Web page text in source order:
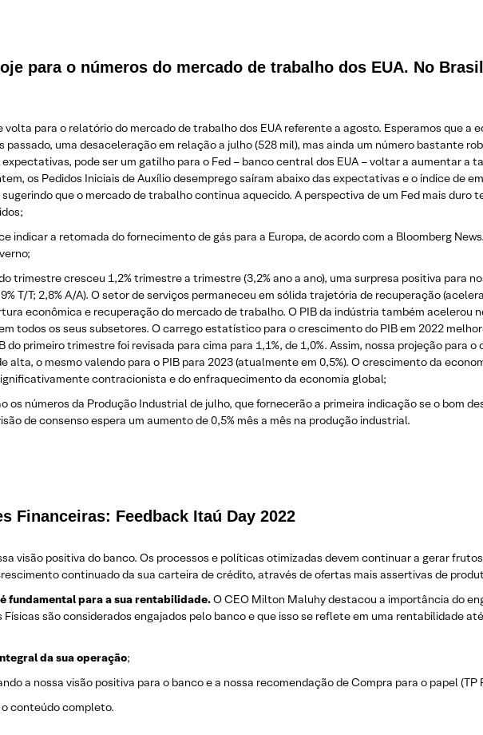
para o números do mercado de trabalho dos EUA. No
para o relatório do mercado de trabalho dos EUA referente a agosto. Esperamos que a
passado, uma desaceleração em relação a julho (528 mil), mas ainda um número bastante
pode ser um gatilho para o Fed – banco central dos EUA – voltar a aumentar a
os Pedidos Iniciais de Auxílio desemprego saíram abaixo das expectativas e o índice de
que o mercado de trabalho continua aquecido. A perspectiva de um Fed mais duro
indicar a retomada do fornecimento de gás para a Europa, de acordo com a Bloomberg
trimestre cresceu 1,2% trimestre a trimestre (3,2% ano a ano), uma surpresa positiva para
T/T; 2,8% A/A). O setor de serviços permaneceu em sólida trajetória de recuperação
econômica e recuperação do mercado de trabalho. O PIB da indústria também acelerou
todos os seus subsetores. O carrego estatístico para o crescimento do PIB em 2022
do primeiro trimestre foi revisada para cima para 1,1%, de 1,0%. Assim, nossa projeção para
alta, o mesmo valendo para o PIB para 2023 (atualmente em 0,5%). O crescimento da
contracionista e do enfraquecimento da economia global;
os números da Produção Industrial de julho, que fornecerão a primeira indicação se o bom
de consenso espera um aumento de 0,5% mês a mês na produção industrial.
Financeiras: Feedback Itaú Day 2022
visão positiva do banco. Os processos e políticas otimizadas devem continuar a gerar
continuado da sua carteira de crédito, através de ofertas mais assertivas de
fundamental para a sua rentabilidade.O CEO Milton Maluhy destacou a importância do
Físicas são considerados engajados pelo banco e que isso se reflete em uma rentabilidade
da sua operação;
a nossa visão positiva para o banco e a nossa recomendação de Compra para o papel (TP
conteúdo completo.